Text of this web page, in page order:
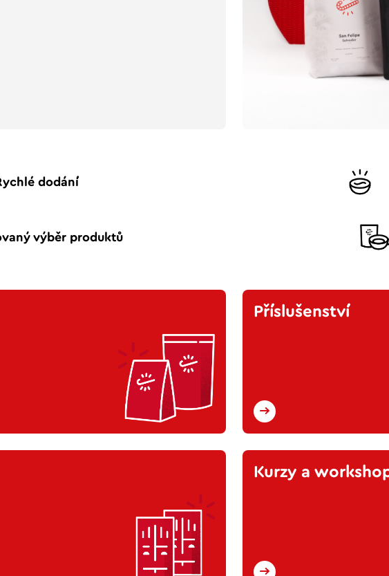
dodání
výběr produktů
Příslušenství
Kurzy a